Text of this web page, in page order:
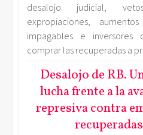
desalojo judicial,
expropiaciones,
impagables e inversores
comprar las recuperadas a
Desalojo de RB.
lucha frente a la
represiva contra
recuperadas